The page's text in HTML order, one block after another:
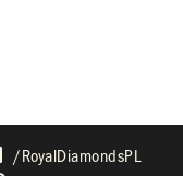
/royalDiamondsPL